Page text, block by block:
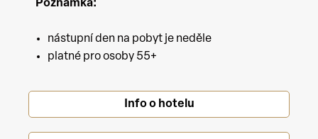
Poznámka:
nástupní den na pobyt je neděle
platné pro osoby 55+
Info o hotelu